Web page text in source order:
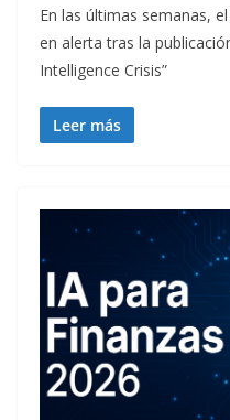
En las últimas semanas,
en alerta tras la
Intelligence Crisis”
Leer más